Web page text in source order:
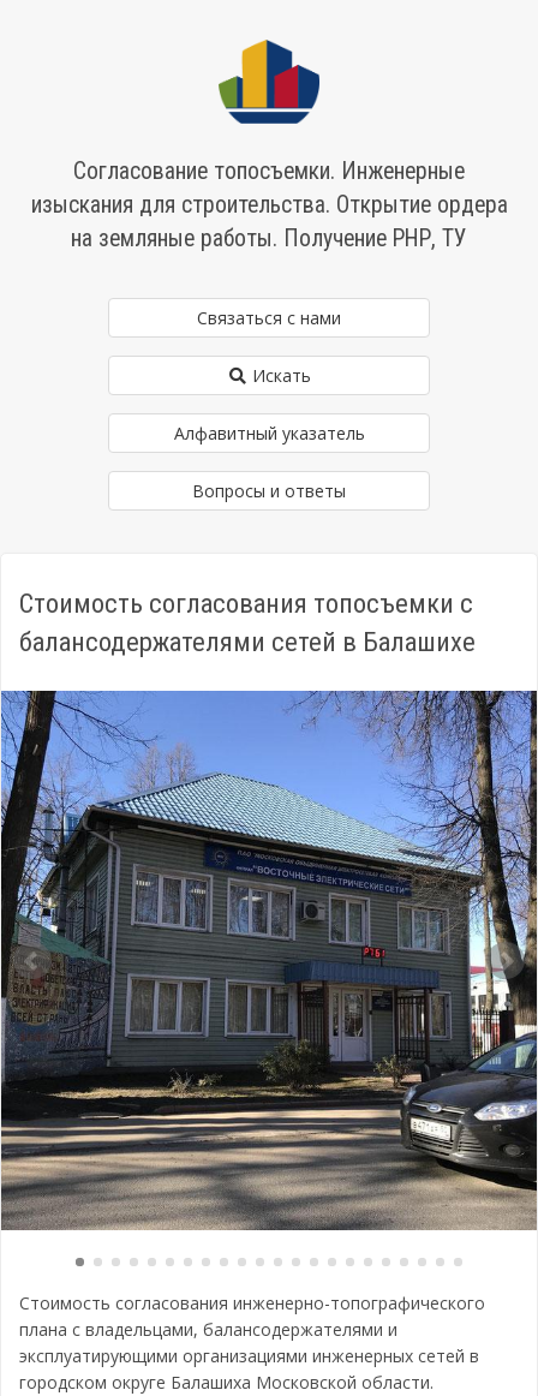
Согласование топосъемки. Инженерные
изыскания для строительства. Открытие ордера
на земляные работы. Получение РНР, ТУ
Связаться с нами
Искать
Алфавитный указатель
Вопросы и ответы
Стоимость согласования топосъемки с
балансодержателями сетей в Балашихе
Стоимость согласования инженерно-топографического
плана с владельцами, балансодержателями и
эксплуатирующими организациями инженерных сетей в
городском округе Балашиха Московской области.